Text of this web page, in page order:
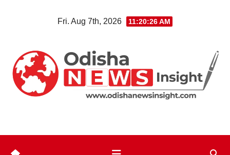
Fri. Aug 7th, 2026 11:20:28 AM